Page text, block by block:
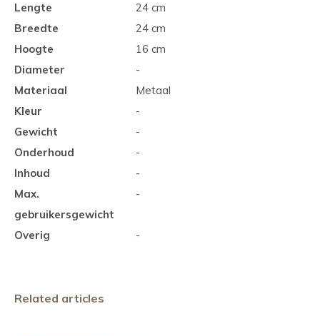
Lengte
24 cm
Breedte
24 cm
Hoogte
16 cm
Diameter
-
Materiaal
Metaal
Kleur
-
Gewicht
-
Onderhoud
-
Inhoud
-
Max.
gebruikersgewicht
-
Overig -
Related articles